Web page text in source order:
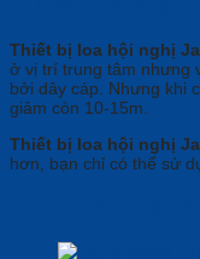
Thiết bị loa hội nghị
ở vị trí trung tâm nhưng
bởi dây cáp. Nhưng khi
giảm còn 10-15m.
Thiết bị loa hội nghị
hơn, bạn chỉ có thể sử